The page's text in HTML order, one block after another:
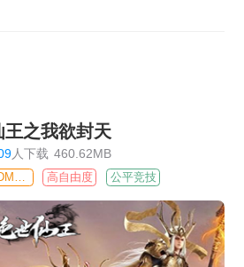
王之我欲封天
人下载 460.62MB
高自由度 公平竞技